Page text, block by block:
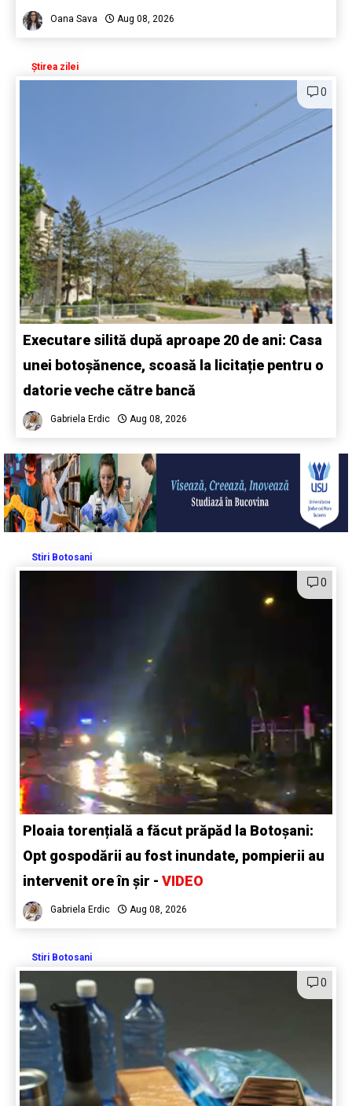
Oana Sava Aug 08, 2026
Știrea zilei
0
Executare silită după aproape 20 de ani: Casa
unei botoșănence, scoasă la licitație pentru o
datorie veche către bancă
Gabriela Erdic Aug 08, 2026
Stiri Botosani
0
Ploaia torențială a făcut prăpăd la Botoșani:
Opt gospodării au fost inundate, pompierii au
intervenit ore în șir - VIDEO
Gabriela Erdic Aug 08, 2026
Stiri Botosani
0